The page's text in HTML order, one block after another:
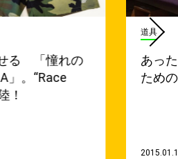
♪寝袋を維持する
ャレな収納方法
カル
フ
ル